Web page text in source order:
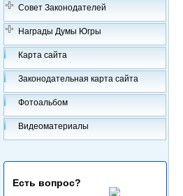
Совет Законодателей
Награды Думы Югры
Карта сайта
Законодательная карта сайта
Фотоальбом
Видеоматериалы
Есть вопрос?